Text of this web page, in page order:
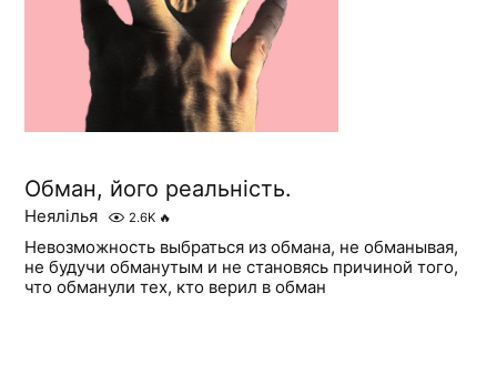
Обман, його реальність.
Неялілья 2.6K 🔥
Невозможность выбраться из обмана, не обманывая,
не будучи обманутым и не становясь причиной того,
что обманули тех, кто верил в обман